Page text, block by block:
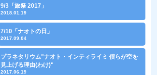
9/3「旅祭 2017」
2018.01.19
7/10「ナオトの日」
2017.09.04
プラネタリウム"ナオト・インティライミ 僕らが空を
見上げる理由(わけ)"
2017.06.19